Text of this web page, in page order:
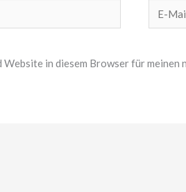
E-
Mail-
Website in diesem Browser für meinen